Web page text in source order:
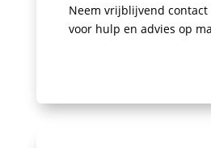
Neem vrijblijvend contact
voor hulp en advies op